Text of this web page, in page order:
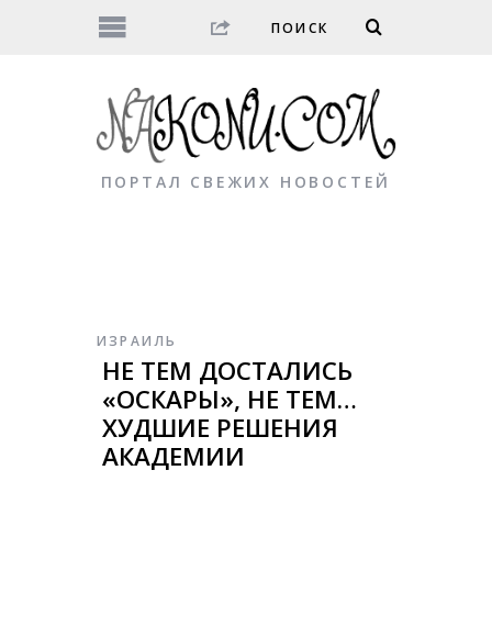
ПОРТАЛ СВЕЖИХ НОВОСТЕЙ
ИЗРАИЛЬ
НЕ ТЕМ ДОСТАЛИСЬ
«ОСКАРЫ», НЕ ТЕМ…
ХУДШИЕ РЕШЕНИЯ
АКАДЕМИИ